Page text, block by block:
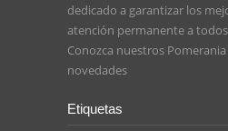
dedicado a garantizar los
atención permanente a
Conozca nuestros
novedades
Etiquetas